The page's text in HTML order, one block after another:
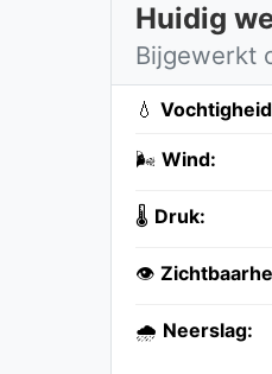
Huidig
Bijgewerkt
💧
🌬️ Wind:
🌡️ Druk:
👁️
🌧️ Neerslag: